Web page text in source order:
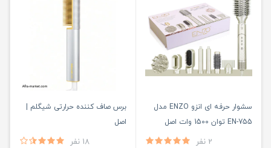
سشوار حرفه ای انزو ENZO مدل
EN-755 توان 1500 وات اصل
2 نفر
برس صاف کننده حرارتی شیگلم |
اصل
18 نفر